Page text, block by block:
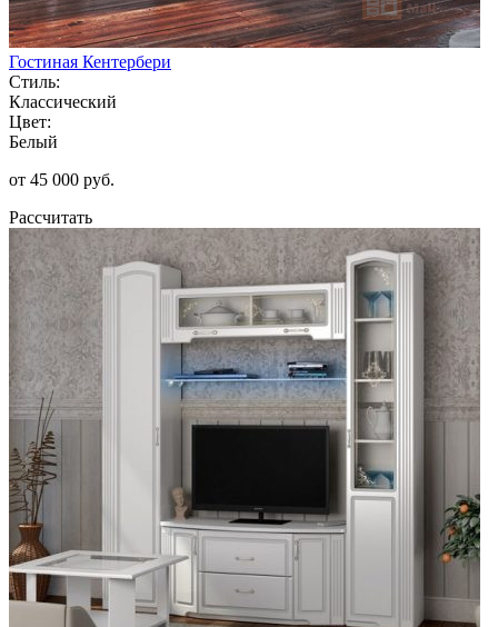
Гостиная Кентербери
Стиль:
Классический
Цвет:
Белый
от 45 000 руб.
Рассчитать